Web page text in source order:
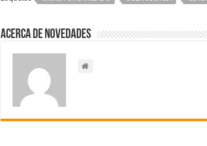
Acerca de NOVEDADES